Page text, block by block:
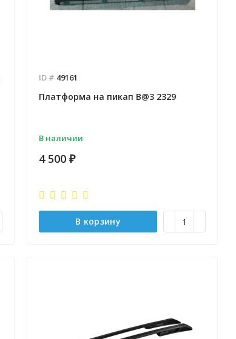
ID # 49161
Платформа на пикап B@3 2329
В наличии
4 500₽
В корзину